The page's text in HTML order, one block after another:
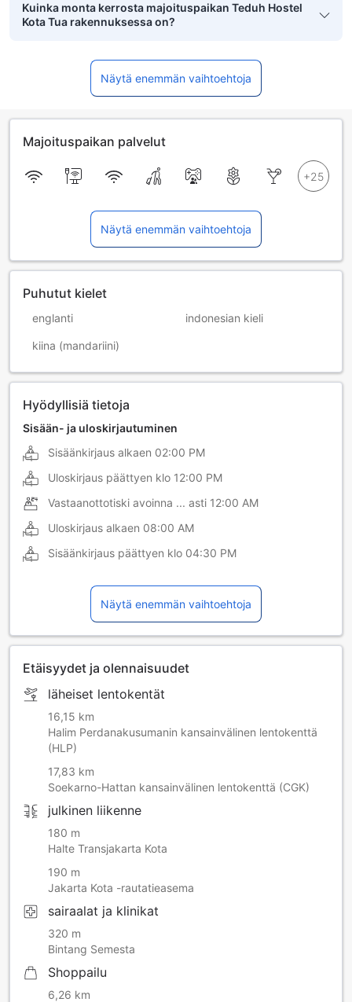
Kuinka monta kerrosta majoituspaikan Teduh Hostel
Kota Tua rakennuksessa on?
Näytä enemmän vaihtoehtoja
Majoituspaikan palvelut
Näytä enemmän vaihtoehtoja
Puhutut kielet
englanti indonesian kieli
kiina (mandariini)
Hyödyllisiä tietoja
Sisään- ja uloskirjautuminen
Sisäänkirjaus alkaen 02:00 PM
Uloskirjaus päättyen klo 12:00 PM
Vastaanottotiski avoinna ... asti 12:00 AM
Uloskirjaus alkaen 08:00 AM
Sisäänkirjaus päättyen klo 04:30 PM
Näytä enemmän vaihtoehtoja
Etäisyydet ja olennaisuudet
läheiset lentokentät
16,15 km
Halim Perdanakusumanin kansainvälinen lentokenttä
(HLP)
17,83 km
Soekarno-Hattan kansainvälinen lentokenttä (CGK)
julkinen liikenne
180 m
Halte Transjakarta Kota
190 m
Jakarta Kota -rautatieasema
sairaalat ja klinikat
320 m
Bintang Semesta
Shoppailu
6,26 km